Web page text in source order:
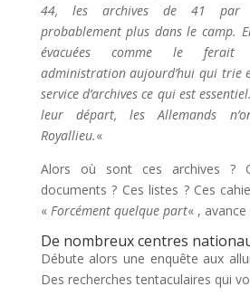
44, les archives de 41 par
probablement plus dans le camp.
évacuées comme le ferait
administration aujourd’hui qui trie
service d’archives ce qui est
leur départ, les Allemands
Royallieu.«
Alors où sont ces archives ?
documents ? Ces listes ? Ces
« Forcément quelque part« , avance
De nombreux centres
Débute alors une enquête aux
Des recherches tentaculaires qui